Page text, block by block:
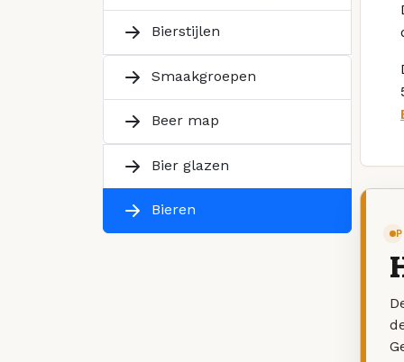
Bierstijlen
Smaakgroepen
Beer map
Bier glazen
Bieren